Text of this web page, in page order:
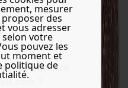
redirected to
?
mesurer
des
vous adresser
votre
pouvez les
moment et
politique de